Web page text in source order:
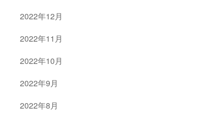
2022年12月
2022年11月
2022年10月
2022年9月
2022年8月